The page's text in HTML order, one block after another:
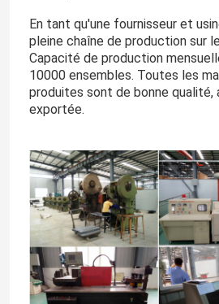
En tant qu'une fournisseur et
pleine chaîne de production sur
Capacité de production
10000 ensembles. Toutes les
produites sont de bonne qualité,
exportée.